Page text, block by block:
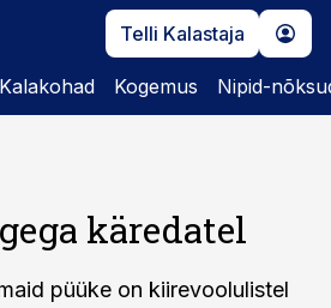
Telli Kalastaja
Kalakohad Kogemus Nipid-
käredatel
püüke on kiirevoolulistel